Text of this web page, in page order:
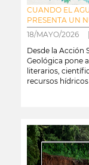
CUANDO EL
PRESENTA UN
18/MAYO/
Desde la Acción
Geológica pone
literarios,
recursos hídricos